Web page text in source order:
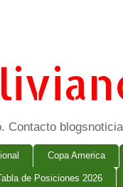
Contacto
Copa America
de Posiciones 2026